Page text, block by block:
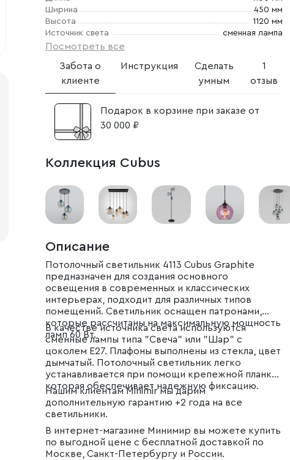
Ширина
450 мм
Высота
1120 мм
Источник света
сменная лампа
Посмотреть все
Забота о
клиенте
Инструкция
Сделать
умным
1
отзыв
Подарок в корзине при заказе от
30 000 ₽
Коллекция Cubus
Описание
Потолочный светильник 4113 Cubus Graphite
предназначен для создания основного
освещения в современных и классических
интерьерах, подходит для различных типов
помещений. Светильник оснащен патронами,
которые рассчитаны на максимальную мощность
ламп 60 Вт.
В качестве источника света используются
сменные лампы типа "Свеча" или "Шар" с
цоколем E27. Плафоны выполнены из стекла, цвет
дымчатый. Потолочный светильник легко
устанавливается при помощи крепежной планки,
которая обеспечивает надежную фиксацию.
Нашим клиентам Minimir мы дарим
дополнительную гарантию +2 года на все
светильники.
В интернет-магазине Минимир вы можете купить
по выгодной цене с бесплатной доставкой по
Москве, Санкт-Петербургу и России.